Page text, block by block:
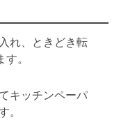
れ、ときどき転
。
キッチンペーパ